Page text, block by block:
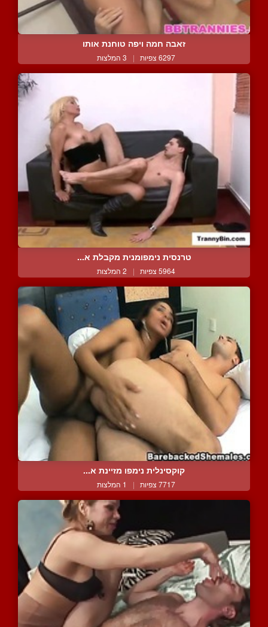
זאבה חמה ויפה טוחנת אותו
6297 צפיות | 3 המלצות
טרנסית נימפומנית מקבלת א...
5964 צפיות | 2 המלצות
קוקסינלית נימפו מזיינת א...
7717 צפיות | 1 המלצות